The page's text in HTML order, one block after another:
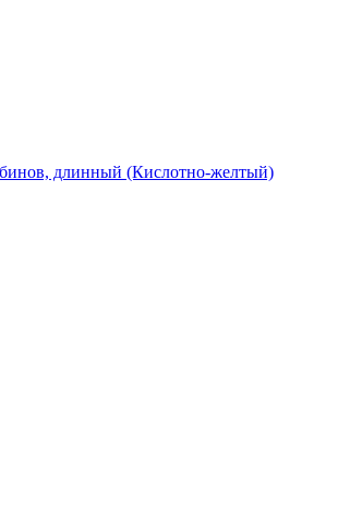
длинный (Кислотно-желтый)